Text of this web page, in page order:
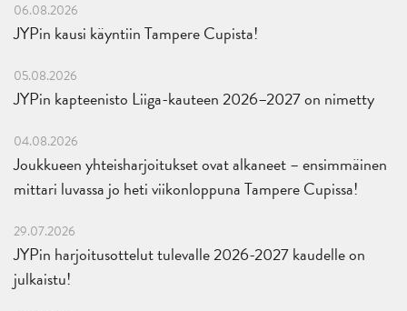
06.08.2026
JYPin kausi käyntiin Tampere Cupista!
05.08.2026
JYPin kapteenisto Liiga-kauteen 2026–2027 on nimetty
04.08.2026
Joukkueen yhteisharjoitukset ovat alkaneet – ensimmäinen
mittari luvassa jo heti viikonloppuna Tampere Cupissa!
29.07.2026
JYPin harjoitusottelut tulevalle 2026-2027 kaudelle on
julkaistu!